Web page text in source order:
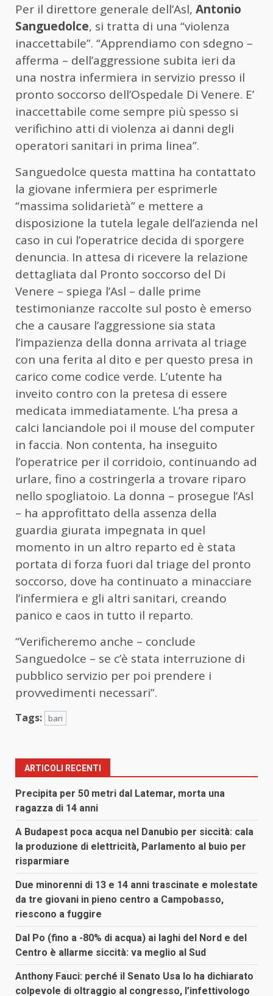
Per il direttore generale dell’Asl, Antonio
Sanguedolce, si tratta di una “violenza
inaccettabile”. “Apprendiamo con sdegno –
afferma – dell’aggressione subita ieri da
una nostra infermiera in servizio presso il
pronto soccorso dell’Ospedale Di Venere. E’
inaccettabile come sempre più spesso si
verifichino atti di violenza ai danni degli
operatori sanitari in prima linea”.
Sanguedolce questa mattina ha contattato
la giovane infermiera per esprimerle
“massima solidarietà” e mettere a
disposizione la tutela legale dell’azienda nel
caso in cui l’operatrice decida di sporgere
denuncia. In attesa di ricevere la relazione
dettagliata dal Pronto soccorso del Di
Venere – spiega l’Asl – dalle prime
testimonianze raccolte sul posto è emerso
che a causare l’aggressione sia stata
l’impazienza della donna arrivata al triage
con una ferita al dito e per questo presa in
carico come codice verde. L’utente ha
inveito contro con la pretesa di essere
medicata immediatamente. L’ha presa a
calci lanciandole poi il mouse del computer
in faccia. Non contenta, ha inseguito
l’operatrice per il corridoio, continuando ad
urlare, fino a costringerla a trovare riparo
nello spogliatoio. La donna – prosegue l’Asl
– ha approfittato della assenza della
guardia giurata impegnata in quel
momento in un altro reparto ed è stata
portata di forza fuori dal triage del pronto
soccorso, dove ha continuato a minacciare
l’infermiera e gli altri sanitari, creando
panico e caos in tutto il reparto.
“Verificheremo anche – conclude
Sanguedolce – se c’è stata interruzione di
pubblico servizio per poi prendere i
provvedimenti necessari”.
Tags: bari
ARTICOLI RECENTI
Precipita per 50 metri dal Latemar, morta una
ragazza di 14 anni
A Budapest poca acqua nel Danubio per siccità: cala
la produzione di elettricità, Parlamento al buio per
risparmiare
Due minorenni di 13 e 14 anni trascinate e molestate
da tre giovani in pieno centro a Campobasso,
riescono a fuggire
Dal Po (fino a -80% di acqua) ai laghi del Nord e del
Centro è allarme siccità: va meglio al Sud
Anthony Fauci: perché il Senato Usa lo ha dichiarato
colpevole di oltraggio al congresso, l’infettivologo